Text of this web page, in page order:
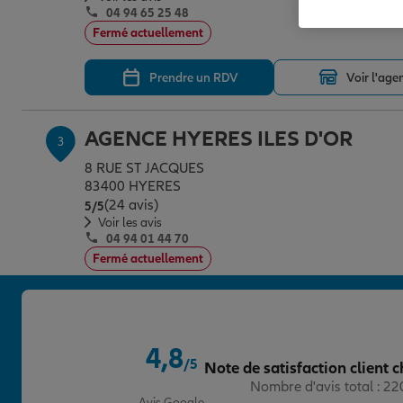
04 94 65 25 48
Fermé actuellement
Prendre un RDV Voir
3 AGENCE HYERES ILES D'OR
8 RUE ST JACQUES
83400 HYERES
5/5Note de 5 sur 5
(24 avis)
Voir les avis
04 94 01 44 70
Fermé actuellement
AGENCE HYERES MAJESTIC
2 RUE JEAN AICARD
4,8/5 Note de satisfaction client
Nombre d'avis total :